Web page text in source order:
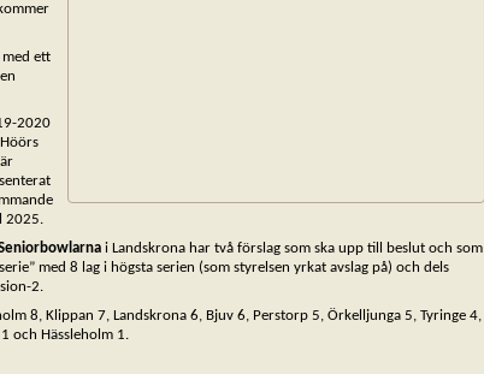
ett
2020
2025.
i Landskrona har två förslag som ska upp till beslut och som
med 8 lag i högsta serien (som styrelsen yrkat avslag på) och dels
2.
8, Klippan 7, Landskrona 6, Bjuv 6, Perstorp 5, Örkelljunga 5, Tyringe 4,
och Hässleholm 1.